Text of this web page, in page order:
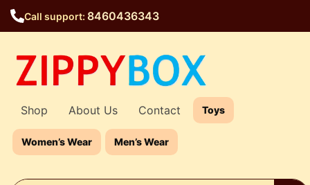
Skip
Call support: 8460436343
Shop About Us Contact Toys
Women’s Wear Men’s Wear